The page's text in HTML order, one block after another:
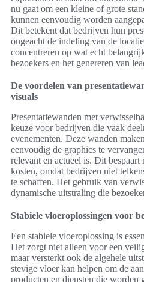
nu gaat om een kleine of grote
kunnen eenvoudig worden
Dit betekent dat bedrijven hun
ongeacht de indeling van de
concentreren op wat echt
bezoekers en het genereren van
De voordelen van
visuals
Presentatiewanden met
keuze voor bedrijven die vaak
evenementen. Deze wanden
eenvoudig de graphics te
relevant en actueel is. Dit
kosten, omdat bedrijven niet
te schaffen. Het gebruik van
dynamische uitstraling die
Stabiele vloeroplossingen voor
Een stabiele vloeroplossing is
Het zorgt niet alleen voor een
maar versterkt ook de algehele
stevige vloer kan helpen om de
producten en diensten die worden